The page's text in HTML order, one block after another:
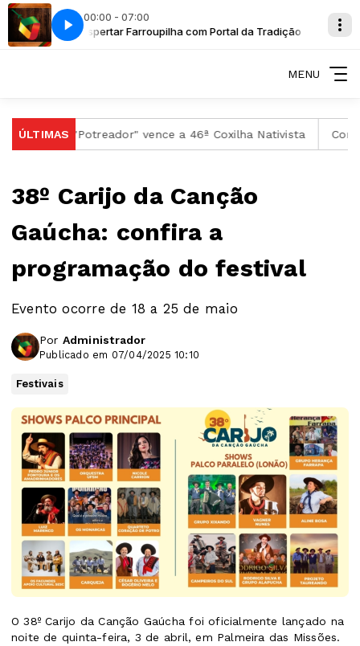
00:00 - 07:00
Despertar Farroupilha com Portal da Tradição
A Campo Fora - Luiz Marenco
MENU
ÚLTIMAS
"Potreador" vence a 46ª Coxilha Nativista Conheça
38º Carijo da Canção
Gaúcha: confira a
programação do festival
Evento ocorre de 18 a 25 de maio
Por Administrador
Publicado em 07/04/2025 10:10
Festivais
O 38º Carijo da Canção Gaúcha foi oficialmente lançado na
noite de quinta-feira, 3 de abril, em Palmeira das Missões.